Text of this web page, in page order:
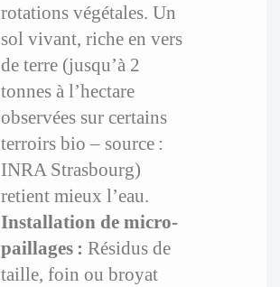
rotations végétales. Un
sol vivant, riche en vers
de terre (jusqu’à 2
tonnes à l’hectare
observées sur certains
terroirs bio – source :
INRA Strasbourg)
retient mieux l’eau.
Installation de micro-
paillages : Résidus de
taille, foin ou broyat